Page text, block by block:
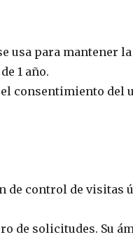
usa para mantener
1 año.
consentimiento del
control de visitas
de solicitudes. Su